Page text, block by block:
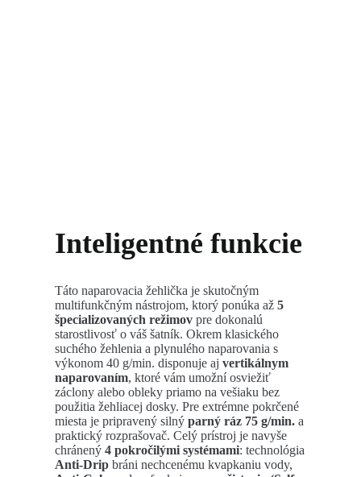
Inteligentné funkcie
Táto naparovacia žehlička je skutočným
multifunkčným nástrojom, ktorý ponúka až 5
špecializovaných režimov pre dokonalú
starostlivosť o váš šatník. Okrem klasického
suchého žehlenia a plynulého naparovania s
výkonom 40 g/min. disponuje aj vertikálnym
naparovaním, ktoré vám umožní osviežiť
záclony alebo obleky priamo na vešiaku bez
použitia žehliacej dosky. Pre extrémne pokrčené
miesta je pripravený silný parný ráz 75 g/min. a
praktický rozprašovač. Celý prístroj je navyše
chránený 4 pokročilými systémami: technológia
Anti-Drip bráni nechcenému kvapkaniu vody,